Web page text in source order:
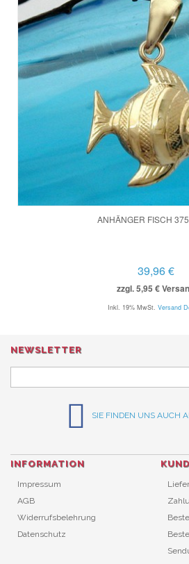
ANHÄNGER FISCH
39,96 €
zzgl. 5,95 €
Inkl. 19% MwSt. Versand
NEWSLETTER
SIE FINDEN UNS AUCH
INFORMATION
Impressum
AGB
Widerrufsbelehrung
Datenschutz